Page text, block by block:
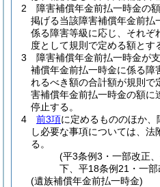
2
障害補償年金前払一時金の額
掲げる当該障害補償年金前払
係る障害等級に応じ、それぞ
度として規則で定める額とす
3
障害補償年金前払一時金が
補償年金前払一時金に係る障
れるべき額の合計額が規則で
害補償年金前払一時金の額に
停止する。
4
前3項に定めるもののほか
し必要な事項については、法
る。
(平3条例3・一部改正
下、平18条例21・一部
(遺族補償年金前払一時金)